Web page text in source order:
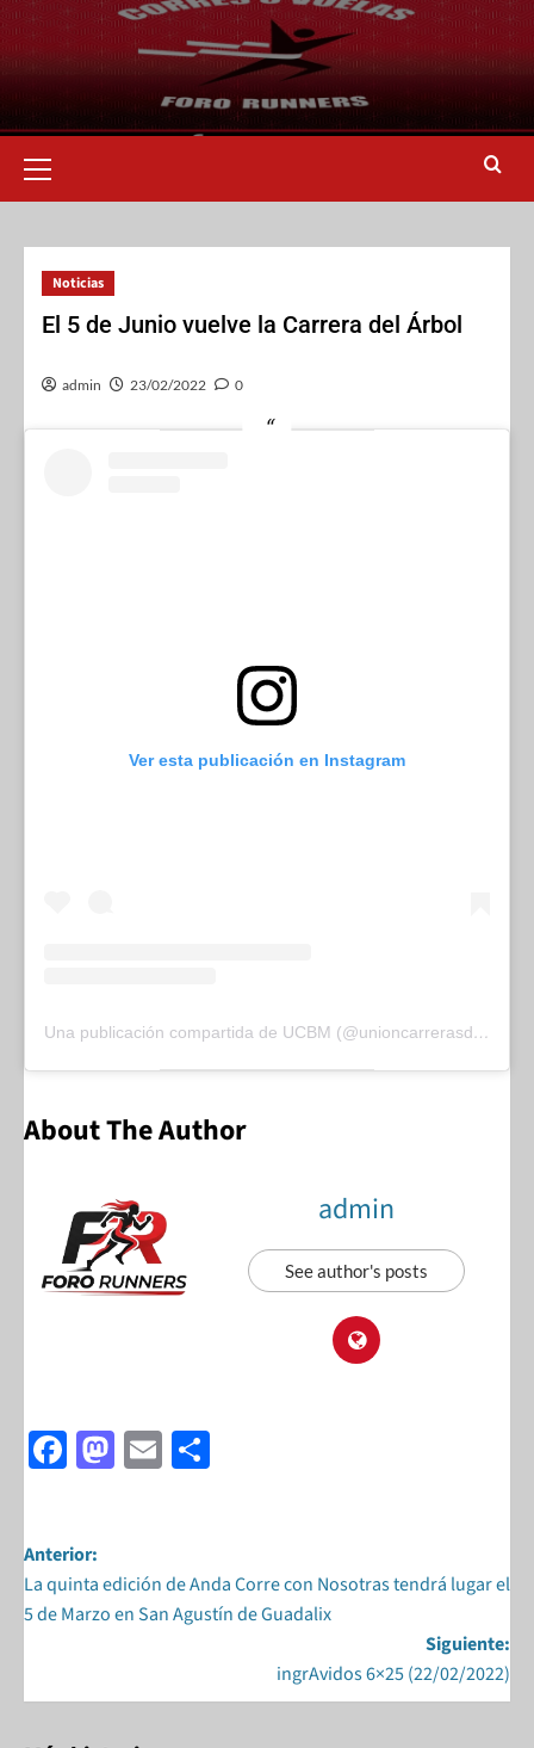
Noticias
El 5 de Junio vuelve la Carrera del Árbol
admin 23/02/2022 0
Ver esta publicación en Instagram
Una publicación compartida de UCBM (@unioncarrerasdebarriodemadrid)
About The Author
admin
See author's posts
F
b
o
M
d
o
E
e
Anterior:
La quinta edición de Anda Corre con Nosotras tendrá lugar el
5 de Marzo en San Agustín de Guadalix
Siguiente:
ingrAvidos 6×25 (22/02/2022)